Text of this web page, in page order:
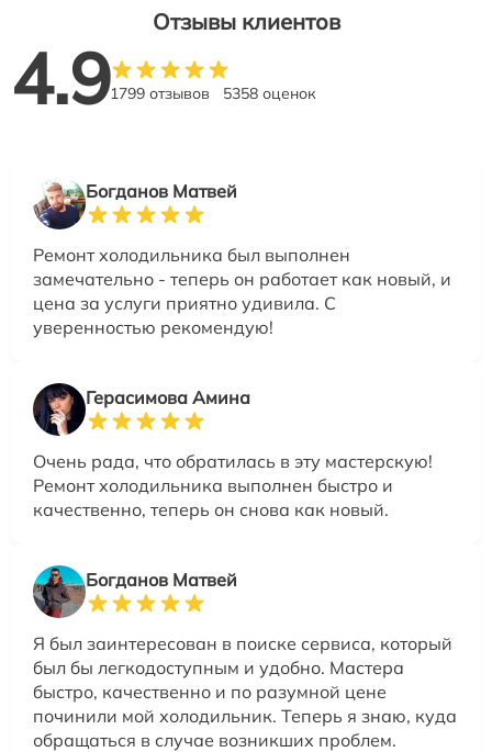
Отзывы клиентов
4.91799 отзывов 5358 оценок
Богданов Матвей
Ремонт холодильника был выполнен
замечательно - теперь он работает как новый, и
цена за услуги приятно удивила. С
уверенностью рекомендую!
Герасимова Амина
Очень рада, что обратилась в эту мастерскую!
Ремонт холодильника выполнен быстро и
качественно, теперь он снова как новый.
Богданов Матвей
Я был заинтересован в поиске сервиса, который
был бы легкодоступным и удобно. Мастера
быстро, качественно и по разумной цене
починили мой холодильник. Теперь я знаю, куда
обращаться в случае возникших проблем.